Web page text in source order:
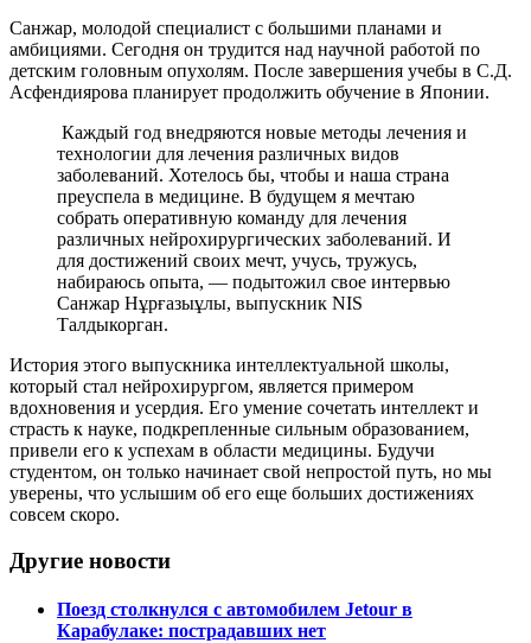
Санжар, молодой специалист с большими планами и
амбициями. Сегодня он трудится над научной работой по
детским головным опухолям. После завершения учебы в С.Д.
Асфендиярова планирует продолжить обучение в Японии.
Каждый год внедряются новые методы лечения и
технологии для лечения различных видов
заболеваний. Хотелось бы, чтобы и наша страна
преуспела в медицине. В будущем я мечтаю
собрать оперативную команду для лечения
различных нейрохирургических заболеваний. И
для достижений своих мечт, учусь, тружусь,
набираюсь опыта, — подытожил свое интервью
Санжар Нұрғазыұлы, выпускник NIS
Талдыкорган.
История этого выпускника интеллектуальной школы,
который стал нейрохирургом, является примером
вдохновения и усердия. Его умение сочетать интеллект и
страсть к науке, подкрепленные сильным образованием,
привели его к успехам в области медицины. Будучи
студентом, он только начинает свой непростой путь, но мы
уверены, что услышим об его еще больших достижениях
совсем скоро.
Другие новости
Поезд столкнулся с автомобилем Jetour в
Карабулаке: пострадавших нет